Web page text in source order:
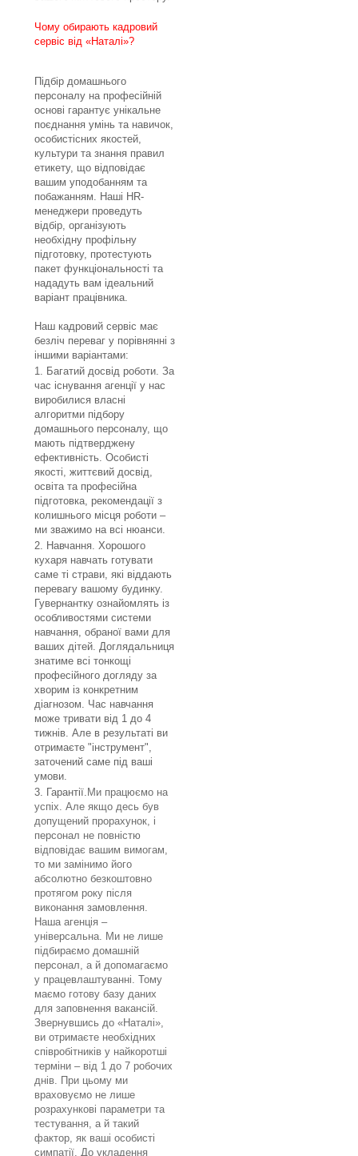
Чому обирають кадровий
сервіс від «Наталі»?
Підбір домашнього
персоналу на професійній
основі гарантує унікальне
поєднання умінь та навичок,
особистісних якостей,
культури та знання правил
етикету, що відповідає
вашим уподобанням та
побажанням. Наші HR-
менеджери проведуть
відбір, організують
необхідну профільну
підготовку, протестують
пакет функціональності та
нададуть вам ідеальний
варіант працівника.
​Наш кадровий сервіс має
безліч переваг у порівнянні з
іншими варіантами:
Багатий досвід роботи. За
час існування агенції у нас
виробилися власні
алгоритми підбору
домашнього персоналу, що
мають підтверджену
ефективність. Особисті
якості, життєвий досвід,
освіта та професійна
підготовка, рекомендації з
колишнього місця роботи –
ми зважимо на всі нюанси.
Навчання. Хорошого
кухаря навчать готувати
саме ті страви, які віддають
перевагу вашому будинку.
Гувернантку ознайомлять із
особливостями системи
навчання, обраної вами для
ваших дітей. Доглядальниця
знатиме всі тонкощі
професійного догляду за
хворим із конкретним
діагнозом. Час навчання
може тривати від 1 до 4
тижнів. Але в результаті ви
отримаєте "інструмент",
заточений саме під ваші
умови.
Гарантії. Ми працюємо на
успіх. Але якщо десь був
допущений прорахунок, і
персонал не повністю
відповідає вашим вимогам,
то ми замінимо його
абсолютно безкоштовно
протягом року після
виконання замовлення.
Наша агенція –
універсальна. Ми не лише
підбираємо домашній
персонал, а й допомагаємо
у працевлаштуванні. Тому
маємо готову базу даних
для заповнення вакансій.
Звернувшись до «Наталі»,
ви отримаєте необхідних
співробітників у найкоротші
терміни – від 1 до 7 робочих
днів. При цьому ми
враховуємо не лише
розрахункові параметри та
тестування, а й такий
фактор, як ваші особисті
симпатії. До укладення